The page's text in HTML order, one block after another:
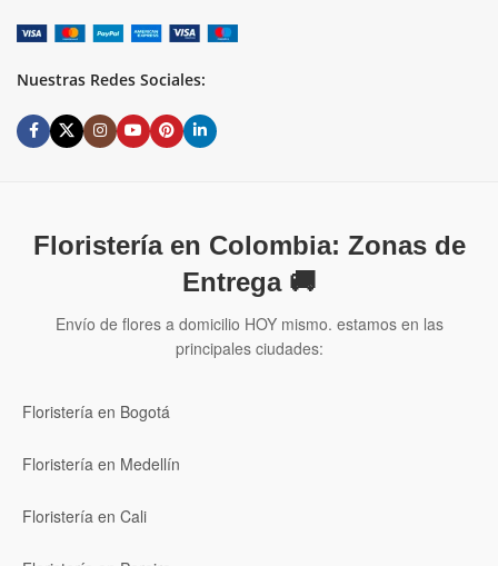
Nuestras Redes Sociales:
Floristería en Colombia: Zonas de
Entrega 🚚
Envío de flores a domicilio HOY mismo. estamos en las
principales ciudades:
Floristería en Bogotá
Floristería en Medellín
Floristería en Cali